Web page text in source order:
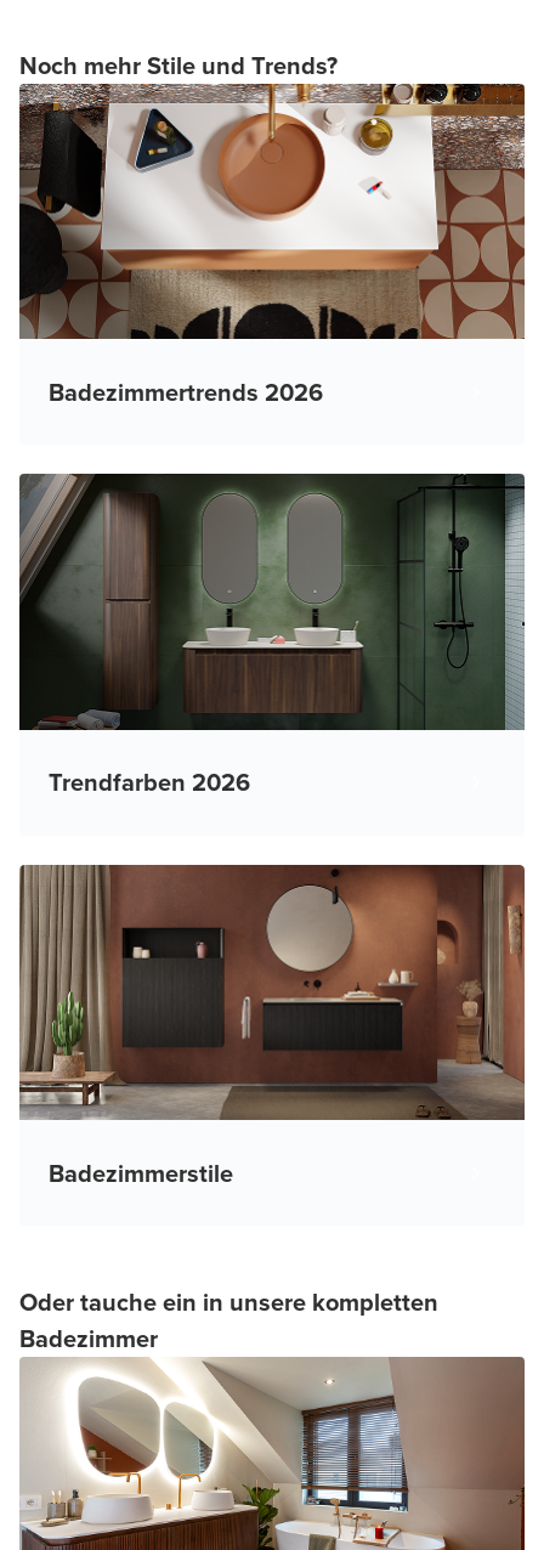
Noch mehr Stile und Trends?
Badezimmertrends 2026
Trendfarben 2026
Badezimmerstile
Oder tauche ein in unsere kompletten
Badezimmer